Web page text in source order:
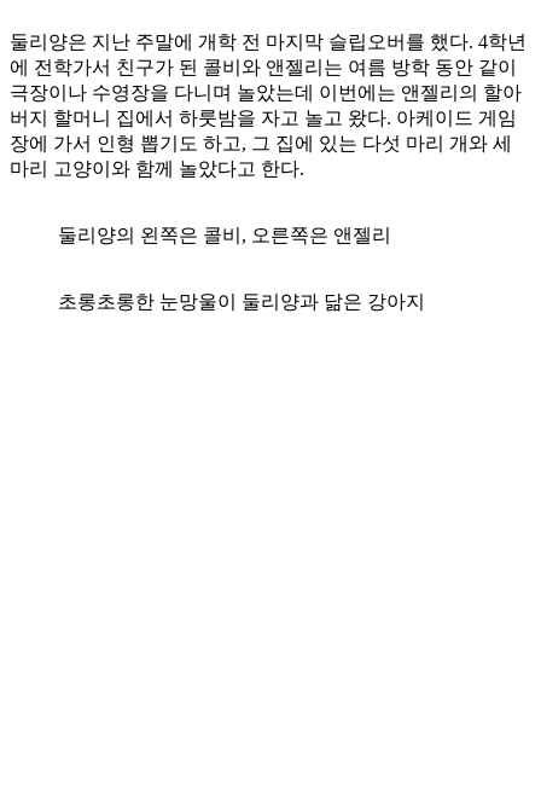
둘리양은 지난 주말에 개학 전 마지막 슬립오버를 했다. 4학년
에 전학가서 친구가 된 콜비와 앤젤리는 여름 방학 동안 같이
극장이나 수영장을 다니며 놀았는데 이번에는 앤젤리의 할아
버지 할머니 집에서 하룻밤을 자고 놀고 왔다. 아케이드 게임
장에 가서 인형 뽑기도 하고, 그 집에 있는 다섯 마리 개와 세
마리 고양이와 함께 놀았다고 한다.
둘리양의 왼쪽은 콜비, 오른쪽은 앤젤리
초롱초롱한 눈망울이 둘리양과 닮은 강아지